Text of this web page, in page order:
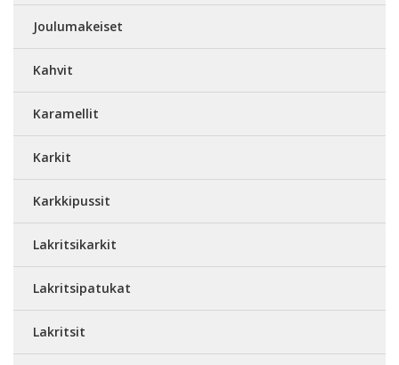
Joulumakeiset
Kahvit
Karamellit
Karkit
Karkkipussit
Lakritsikarkit
Lakritsipatukat
Lakritsit